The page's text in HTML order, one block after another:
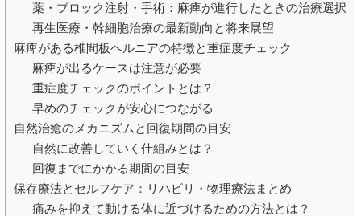
薬・ブロック注射・手術：麻痺が進行したときの治療選択
再生医療・幹細胞治療の最新動向と将来展望
麻痺がある椎間板ヘルニアの特徴と重症度チェック
麻痺が出るケースは注意が必要
重症度チェックのポイントとは？
早めのチェックが安心につながる
自然治癒のメカニズムと回復期間の目安
自然に改善していく仕組みとは？
回復までにかかる期間の目安
保存療法とセルフケア：リハビリ・物理療法まとめ
痛みを抑えて動ける体に近づけるための方法とは？